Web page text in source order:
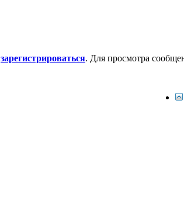
зарегистрироваться. Для просмотра